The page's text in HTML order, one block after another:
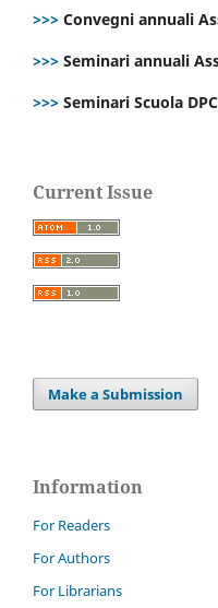
>>> Convegni annuali
>>> Seminari annuali
>>> Seminari Scuola
Current Issue
Make a Submission
Information
For Readers
For Authors
For Librarians